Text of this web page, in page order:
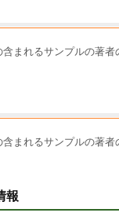
含まれるサンプルの著
含まれるサンプルの著
報